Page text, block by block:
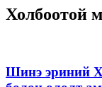
Холбоотой
Шинэ эриний